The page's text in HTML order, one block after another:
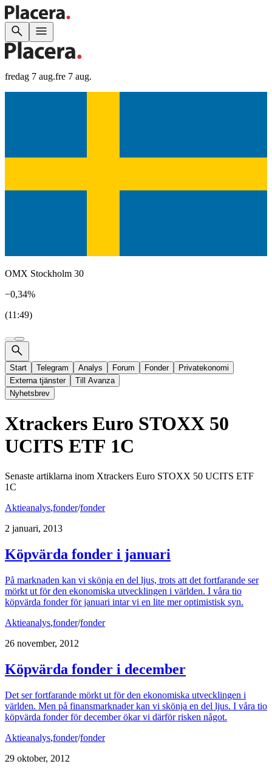
fredag 7 aug.fre 7 aug.
OMX Stockholm 30
−0,34%
(11:49)
Start Telegram Analys Forum Fonder
Privatekonomi
Externa tjänster
Till Avanza
Nyhetsbrev
Xtrackers Euro STOXX 50
UCITS ETF 1C
Senaste artiklarna inom Xtrackers Euro STOXX 50 UCITS ETF
1C
Aktieanalys,fonder/fonder
2 januari, 2013
Köpvärda fonder i januari
På marknaden kan vi skönja en del ljus, trots att det fortfarande ser
mörkt ut för den ekonomiska utvecklingen i världen. I våra tio
köpvärda fonder för januari intar vi en lite mer optimistisk syn.
Aktieanalys,fonder/fonder
26 november, 2012
Köpvärda fonder i december
Det ser fortfarande mörkt ut för den ekonomiska utvecklingen i
världen. Men på finansmarknader kan vi skönja en del ljus. I våra tio
köpvärda fonder för december ökar vi därför risken något.
Aktieanalys,fonder/fonder
29 oktober, 2012